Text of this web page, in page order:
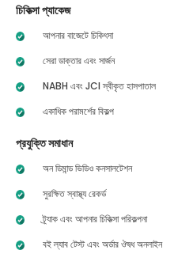
চিকিত্সা প্যাকেজ
আপনার বাজেটে চিকিৎসা
সেরা ডাক্তার এবং সার্জন
NABH এবং JCI স্বীকৃত হাসপাতাল
একাধিক পরামর্শের বিকল্প
প্রযুক্তি সমাধান
অন ডিমান্ড ভিডিও কনসালটেশন
সুরক্ষিত স্বাস্থ্য রেকর্ড
ট্র্যাক এবং আপনার চিকিত্সা পরিকল্পনা
বই ল্যাব টেস্ট এবং অর্ডার ঔষধ অনলাইন